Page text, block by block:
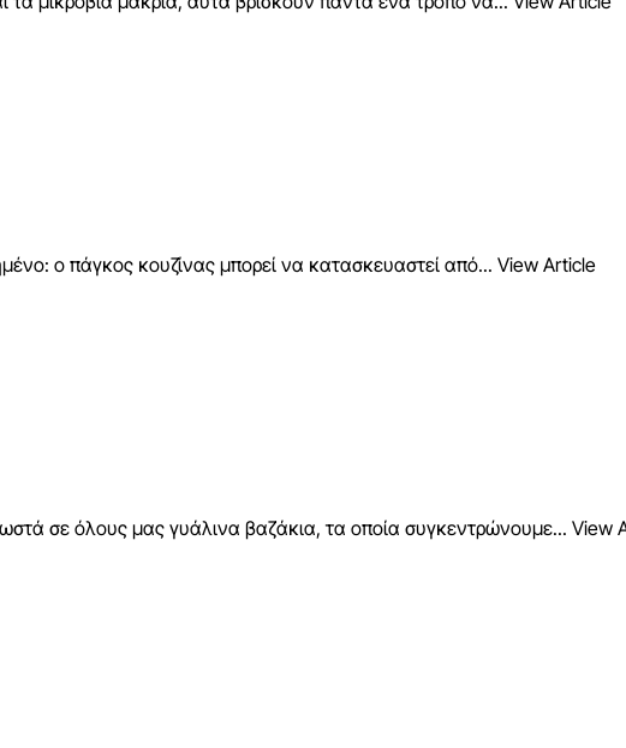
ο πάγκος κουζίνας μπορεί να κατασκευαστεί από... View Article
σε όλους μας γυάλινα βαζάκια, τα οποία συγκεντρώνουμε... View